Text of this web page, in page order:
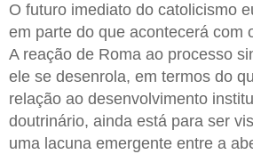
O futuro imediato do catolicismo
em parte do que acontecerá com
A reação de Roma ao processo
ele se desenrola, em termos do
relação ao desenvolvimento
doutrinário, ainda está para ser
uma lacuna emergente entre a